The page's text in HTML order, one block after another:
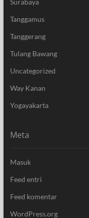
Tanggamus
Tanggerang
Tulang Bawang
Uncategorized
Way Kanan
Yogayakarta
Meta
Masuk
Feed entri
Feed komentar
WordPress.org